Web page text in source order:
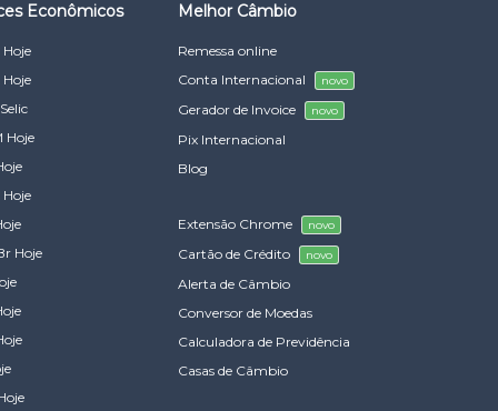
Econômicos
Hoje
Hoje
Hoje
Hoje
Hoje
Melhor Câmbio
Remessa online
Conta Internacional
novo
Gerador de Invoice novo
Pix Internacional
Blog
Extensão Chrome novo
Cartão de Crédito novo
Alerta de Câmbio
Conversor de Moedas
Calculadora de Previdência
Casas de Câmbio